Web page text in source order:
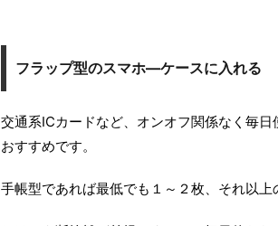
フラップ型のスマホ―ケースに入れる
交通系ICカードなど、オンオフ関係なく毎
おすすめです。
手帳型であれば最低でも１～２枚、それ以上